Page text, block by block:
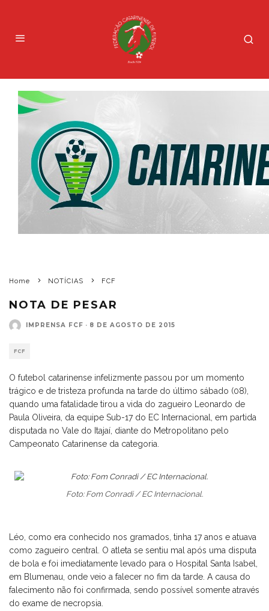
Home NOTÍCIAS FCF
NOTA DE PESAR
IMPRENSA FCF · 8 DE AGOSTO DE 2015
FCF
O futebol catarinense infelizmente passou por um momento
trágico e de tristeza profunda na tarde do último sábado (08),
quando uma fatalidade tirou a vida do zagueiro Leonardo de
Paula Oliveira, da equipe Sub-17 do EC Internacional, em partida
disputada no Vale do Itajaí, diante do Metropolitano pelo
Campeonato Catarinense da categoria.
Foto: Fom Conradi / EC Internacional.
Léo, como era conhecido nos gramados, tinha 17 anos e atuava
como zagueiro central. O atleta se sentiu mal após uma disputa
de bola e foi imediatamente levado para o Hospital Santa Isabel,
em Blumenau, onde veio a falecer no fim da tarde. A causa do
falecimento não foi confirmada, sendo possível somente através
do exame de necropsia.